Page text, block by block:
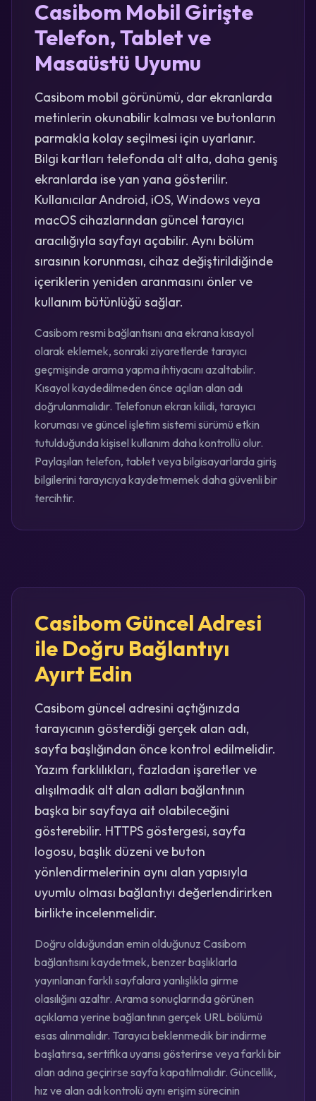
Casibom Mobil Girişte
Telefon, Tablet ve
Masaüstü Uyumu
Casibom mobil görünümü, dar ekranlarda
metinlerin okunabilir kalması ve butonların
parmakla kolay seçilmesi için uyarlanır.
Bilgi kartları telefonda alt alta, daha geniş
ekranlarda ise yan yana gösterilir.
Kullanıcılar Android, iOS, Windows veya
macOS cihazlarından güncel tarayıcı
aracılığıyla sayfayı açabilir. Aynı bölüm
sırasının korunması, cihaz değiştirildiğinde
içeriklerin yeniden aranmasını önler ve
kullanım bütünlüğü sağlar.
Casibom resmi bağlantısını ana ekrana kısayol
olarak eklemek, sonraki ziyaretlerde tarayıcı
geçmişinde arama yapma ihtiyacını azaltabilir.
Kısayol kaydedilmeden önce açılan alan adı
doğrulanmalıdır. Telefonun ekran kilidi, tarayıcı
koruması ve güncel işletim sistemi sürümü etkin
tutulduğunda kişisel kullanım daha kontrollü olur.
Paylaşılan telefon, tablet veya bilgisayarlarda giriş
bilgilerini tarayıcıya kaydetmemek daha güvenli bir
tercihtir.
Casibom Güncel Adresi
ile Doğru Bağlantıyı
Ayırt Edin
Casibom güncel adresini açtığınızda
tarayıcının gösterdiği gerçek alan adı,
sayfa başlığından önce kontrol edilmelidir.
Yazım farklılıkları, fazladan işaretler ve
alışılmadık alt alan adları bağlantının
başka bir sayfaya ait olabileceğini
gösterebilir. HTTPS göstergesi, sayfa
logosu, başlık düzeni ve buton
yönlendirmelerinin aynı alan yapısıyla
uyumlu olması bağlantıyı değerlendirirken
birlikte incelenmelidir.
Doğru olduğundan emin olduğunuz Casibom
bağlantısını kaydetmek, benzer başlıklarla
yayınlanan farklı sayfalara yanlışlıkla girme
olasılığını azaltır. Arama sonuçlarında görünen
açıklama yerine bağlantının gerçek URL bölümü
esas alınmalıdır. Tarayıcı beklenmedik bir indirme
başlatırsa, sertifika uyarısı gösterirse veya farklı bir
alan adına geçirirse sayfa kapatılmalıdır. Güncellik,
hız ve alan adı kontrolü aynı erişim sürecinin